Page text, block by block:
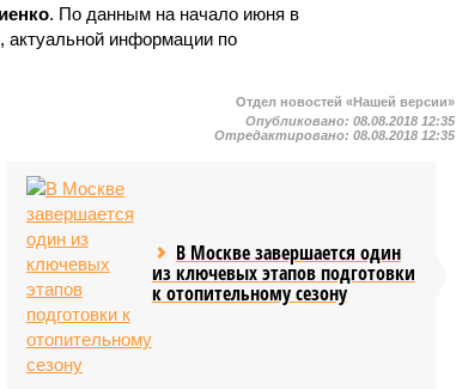
. По данным на начало июня в
информации по
Отдел новостей «Нашей версии»
Опубликовано:08.08.2018 12:35
Отредактировано:08.08.2018 12:35
В Москве завершается один
из ключевых этапов подготовки
к отопительному сезону